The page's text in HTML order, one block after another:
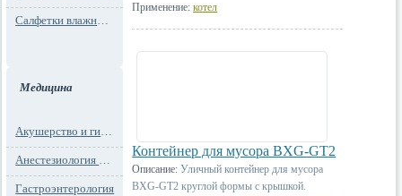
Салфетки влажные технического назначения
Медицина
Акушерство и гинекология
Анестезиология и реанимация
Гастроэнтерология
Применение: котел
Контейнер для мусора BXG-GT2
Описание: Уличный контейнер для мусора
BXG-GT2 круглой формы с крышкой.